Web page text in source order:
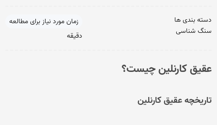
دسته بندی ها
سنگ شناسی
زمان مورد نیاز برای مطالعه
دقیقه
عقیق کارنلین چیست؟
تاریخچه عقیق کارنلین